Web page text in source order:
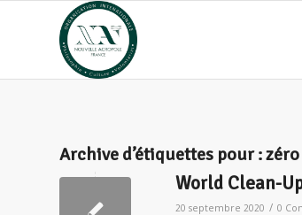
Archive d’étiquettes pour :
World Clean-
20 septembre 2020 / 0